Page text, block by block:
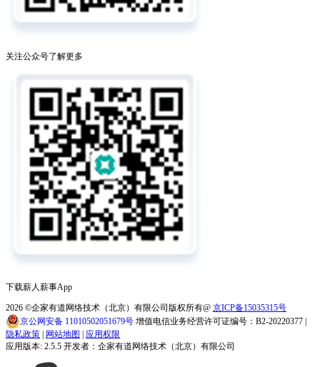
关注公众号了解更多
下载薪人薪事App
2026 ©企家有道网络技术（北京）有限公司版权所有@ 京ICP备15035315号
京公网安备 11010502051679号 增值电信业务经营许可证编号：B2-20220377 |
隐私政策 | 网站地图 | 应用权限
应用版本: 2.5.5 开发者：企家有道网络技术（北京）有限公司